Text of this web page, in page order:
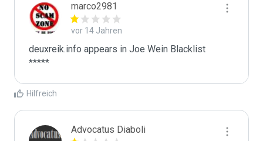
marco2981
vor 14 Jahren
deuxreik.info appears in Joe Wein Blacklist
*****
Hilfreich
Advocatus Diaboli